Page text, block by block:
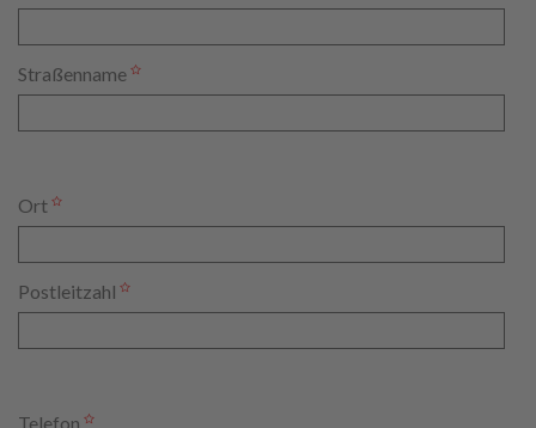
Straßenname
Ort
Postleitzahl
Telefon